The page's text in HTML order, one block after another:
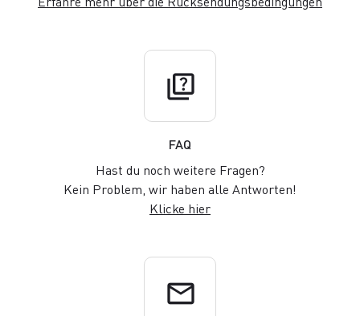
quiz
FAQ
Hast du noch weitere Fragen?
Kein Problem, wir haben alle Antworten!
Klicke hier
email